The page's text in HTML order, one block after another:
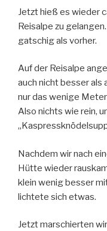
Jetzt hieß es wieder
Reisalpe zu
gatschig als vorher.
Auf der Reisalpe
auch nicht besser als
nur das wenige
Also nichts wie rein,
Nachdem wir nach
Hütte wieder
klein wenig besser
lichtete sich etwas.
Jetzt marschierten